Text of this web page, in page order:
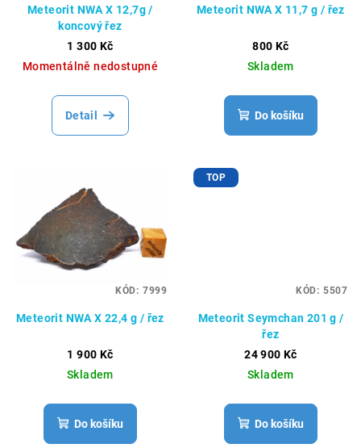
Meteorit NWA X 12,7g /
koncový řez
1 300 Kč
Momentálně nedostupné
Detail
Meteorit NWA X 11,7 g / řez
800 Kč
Skladem
Do košíku
Meteorit NWA X 22,4 g / řez
1 900 Kč
Skladem
Do košíku
KÓD: 7999
TOP
Meteorit Seymchan 201 g /
řez
24 900 Kč
Skladem
Do košíku
KÓD: 5507